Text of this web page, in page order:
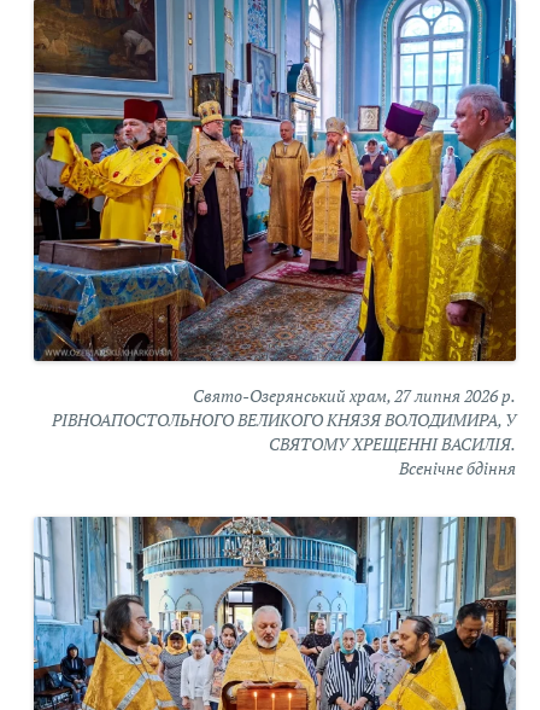
Свято-Озерянський храм, 27 липня 2026 р.
РІВНОАПОСТОЛЬНОГО ВЕЛИКОГО КНЯЗЯ ВОЛОДИМИРА, У
СВЯТОМУ ХРЕЩЕННІ ВАСИЛІЯ.
Всенічне бдіння